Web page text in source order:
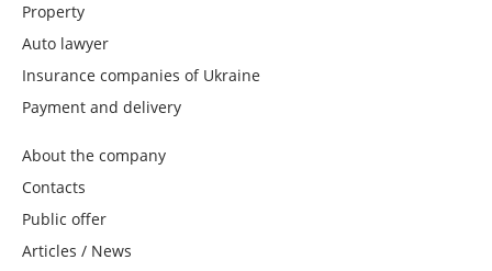
Property
Auto lawyer
Insurance companies of Ukraine
Payment and delivery
About the company
Contacts
Public offer
Articles / News